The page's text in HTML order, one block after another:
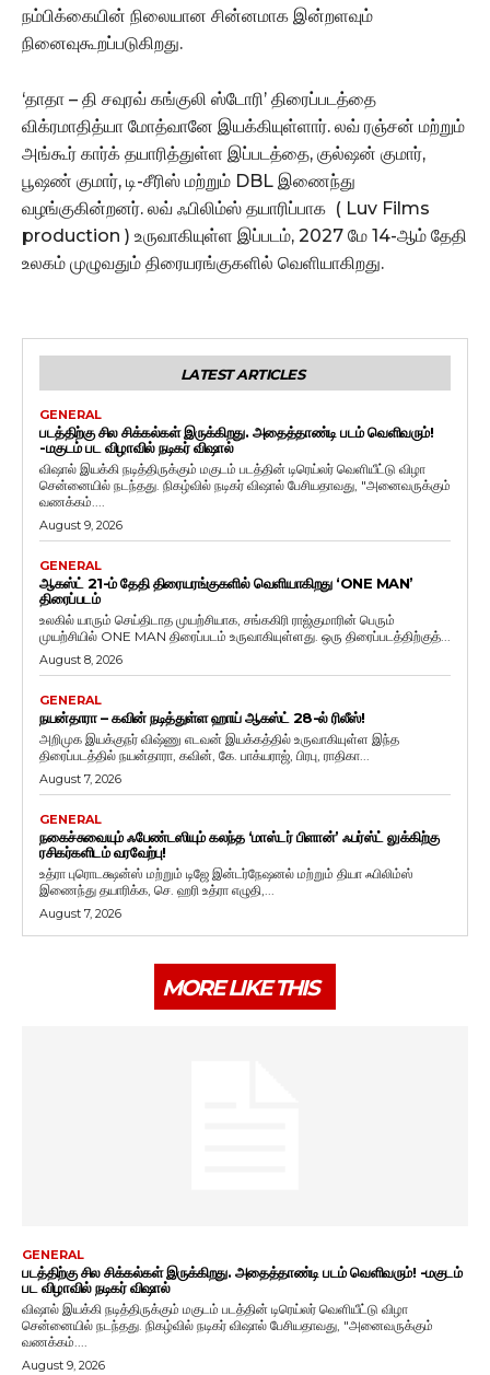
நம்பிக்கையின் நிலையான சின்னமாக இன்றளவும்
நினைவுகூறப்படுகிறது.
‘தாதா – தி சவுரவ் கங்குலி ஸ்டோரி’ திரைப்படத்தை
விக்ரமாதித்யா மோத்வானே இயக்கியுள்ளார். லவ் ரஞ்சன் மற்றும்
அங்கூர் கார்க் தயாரித்துள்ள இப்படத்தை, குல்ஷன் குமார்,
பூஷண் குமார், டி-சீரிஸ் மற்றும் DBL இணைந்து
வழங்குகின்றனர். லவ் ஃபிலிம்ஸ் தயாரிப்பாக ( Luv Films
production ) உருவாகியுள்ள இப்படம், 2027 மே 14-ஆம் தேதி
உலகம் முழுவதும் திரையரங்குகளில் வெளியாகிறது.
LATEST ARTICLES
GENERAL
படத்திற்கு சில சிக்கல்கள் இருக்கிறது. அதைத்தாண்டி படம் வெளிவரும்!
-மகுடம் பட விழாவில் நடிகர் விஷால்
விஷால் இயக்கி நடித்திருக்கும் மகுடம் படத்தின் டிரெய்லர் வெளியீட்டு விழா
சென்னையில் நடந்தது. நிகழ்வில் நடிகர் விஷால் பேசியதாவது, "அனைவருக்கும்
வணக்கம்....
August 9, 2026
GENERAL
ஆகஸ்ட் 21-ம் தேதி திரையரங்குகளில் வெளியாகிறது ‘ONE MAN’
திரைப்படம்
உலகில் யாரும் செய்திடாத முயற்சியாக, சங்ககிரி ராஜ்குமாரின் பெரும்
முயற்சியில் ONE MAN திரைப்படம் உருவாகியுள்ளது. ஒரு திரைப்படத்திற்குத்...
August 8, 2026
GENERAL
நயன்தாரா – கவின் நடித்துள்ள ஹாய் ஆகஸ்ட் 28-ல் ரிலீஸ்!
அறிமுக இயக்குநர் விஷ்ணு எடவன் இயக்கத்தில் உருவாகியுள்ள இந்த
திரைப்படத்தில் நயன்தாரா, கவின், கே. பாக்யராஜ், பிரபு, ராதிகா...
August 7, 2026
GENERAL
நகைச்சுவையும் ஃபேண்டஸியும் கலந்த ‘மாஸ்டர் பிளான்’ ஃபர்ஸ்ட் லுக்கிற்கு
ரசிகர்களிடம் வரவேற்பு!
உத்ரா புரொடக்ஷன்ஸ் மற்றும் டிஜே இன்டர்நேஷனல் மற்றும் தியா ஃபிலிம்ஸ்
இணைந்து தயாரிக்க, செ. ஹரி உத்ரா எழுதி,...
August 7, 2026
MORE LIKE THIS
GENERAL
படத்திற்கு சில சிக்கல்கள் இருக்கிறது. அதைத்தாண்டி படம் வெளிவரும்! -மகுடம்
பட விழாவில் நடிகர் விஷால்
விஷால் இயக்கி நடித்திருக்கும் மகுடம் படத்தின் டிரெய்லர் வெளியீட்டு விழா
சென்னையில் நடந்தது. நிகழ்வில் நடிகர் விஷால் பேசியதாவது, "அனைவருக்கும்
வணக்கம்....
August 9, 2026